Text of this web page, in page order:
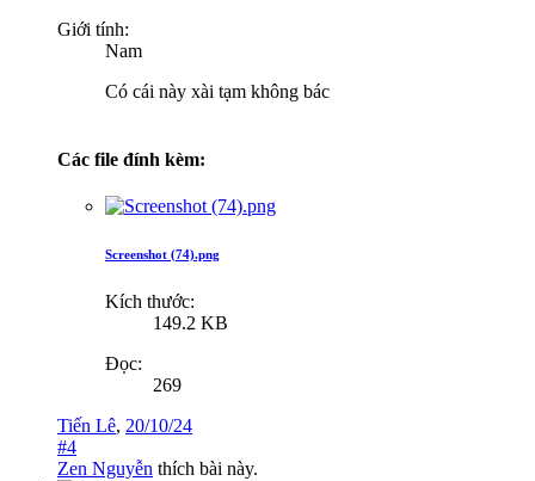
Giới tính:
Nam
Có cái này xài tạm không bác
Các file đính kèm:
Screenshot (74).png
Kích thước:
149.2 KB
Đọc:
269
Tiến Lê, 20/10/24
#4
Zen Nguyễn thích bài này.